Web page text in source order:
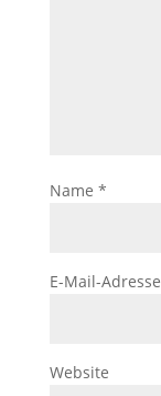
Name *
E-Mail-Adresse
Website